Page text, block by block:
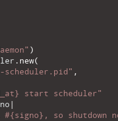
)
. new(
scheduler.pid" ,
start scheduler"
so shutdown